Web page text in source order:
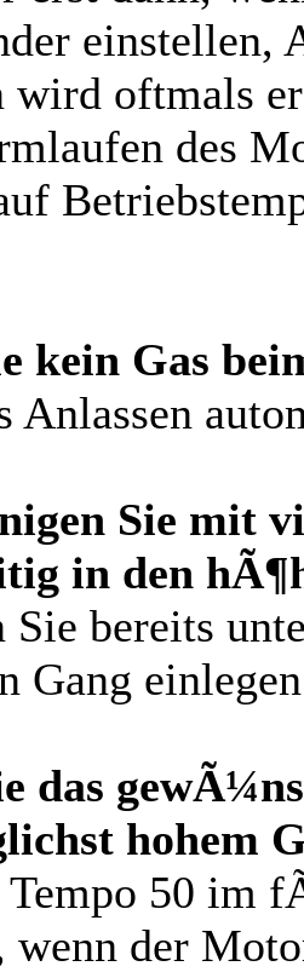
einstellen,
wird oftmals
des
kein Gas
Anlassen
Sie mit
in den
Sie bereits
Gang
das
hohem
Tempo 50 im
der